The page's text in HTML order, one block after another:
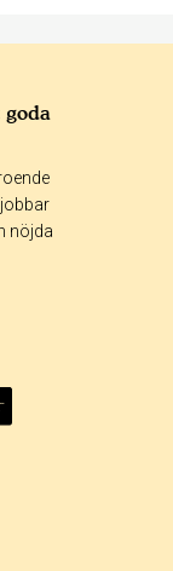
30 dagar
nöjda